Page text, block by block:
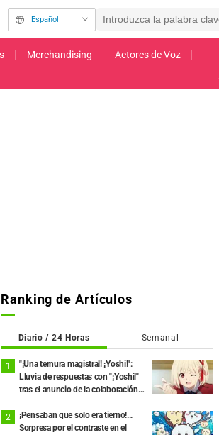
Español
Merchandising
Actores de Voz
al anime para televisión en 2027!
Ranking de Artículos
Diario / 24 Horas Semanal
"¡Una ternura magistral! ¡Yoshi!":
Lluvia de respuestas con "¡Yoshi!"
tras el anuncio de la colaboración
creador de "Shigoto Neko"
¡Pensaban que solo era tierno!...
Sorpresa por el contraste en el